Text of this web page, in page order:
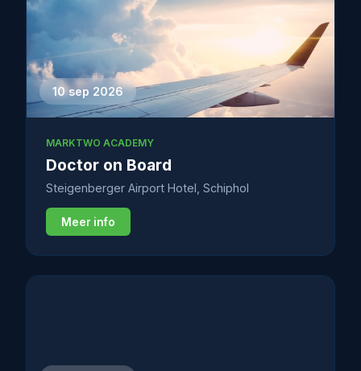
10 sep 2026
MARKTWO ACADEMY
Doctor on Board
Steigenberger Airport Hotel, Schiphol
Meer info